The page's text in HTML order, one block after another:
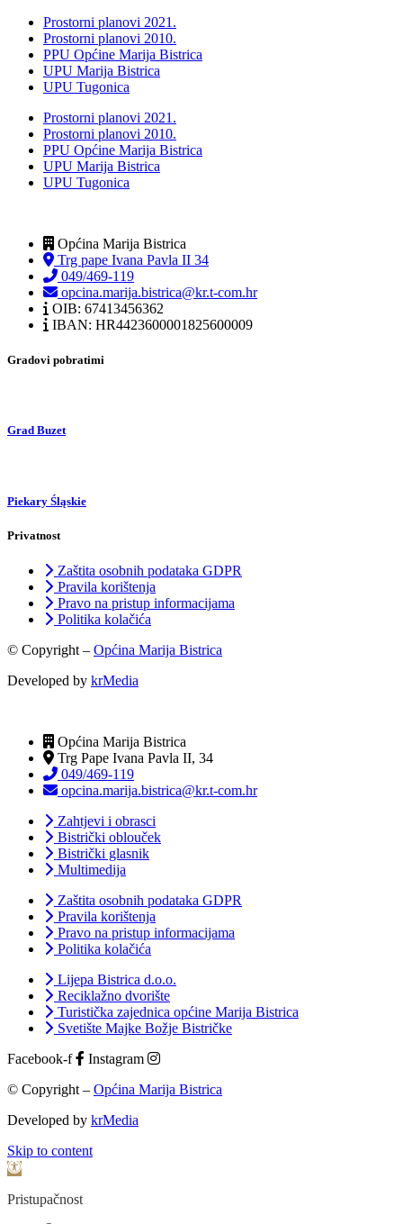
Prostorni planovi 2021.
Prostorni planovi 2010.
PPU Općine Marija Bistrica
UPU Marija Bistrica
UPU Tugonica
Prostorni planovi 2021.
Prostorni planovi 2010.
PPU Općine Marija Bistrica
UPU Marija Bistrica
UPU Tugonica
Općina Marija Bistrica
Trg pape Ivana Pavla II 34
049/469-119
opcina.marija.bistrica@kr.t-com.hr
OIB: 67413456362
IBAN: HR4423600001825600009
Gradovi pobratimi
Grad Buzet
Piekary Śląskie
Privatnost
Zaštita osobnih podataka GDPR
Pravila korištenja
Pravo na pristup informacijama
Politika kolačića
© Copyright – Općina Marija Bistrica
Developed by krMedia
Općina Marija Bistrica
Trg Pape Ivana Pavla II, 34
049/469-119
opcina.marija.bistrica@kr.t-com.hr
Zahtjevi i obrasci
Bistrički oblouček
Bistrički glasnik
Multimedija
Zaštita osobnih podataka GDPR
Pravila korištenja
Pravo na pristup informacijama
Politika kolačića
Lijepa Bistrica d.o.o.
Reciklažno dvorište
Turistička zajednica općine Marija Bistrica
Svetište Majke Božje Bistričke
Facebook-f
Instagram
© Copyright – Općina Marija Bistrica
Developed by krMedia
Skip to content
Open toolbar
Pristupačnost